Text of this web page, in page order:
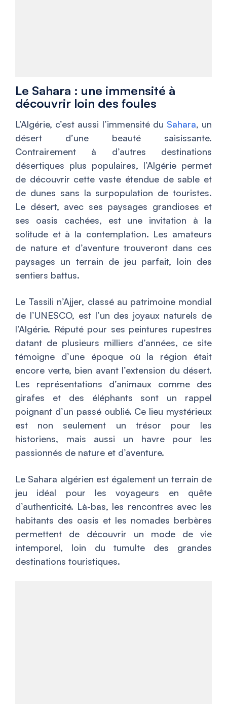
Le Sahara : une immensité à
découvrir loin des foules
L’Algérie, c’est aussi l’immensité du Sahara, un
désert d’une beauté saisissante.
Contrairement à d’autres destinations
désertiques plus populaires, l’Algérie permet
de découvrir cette vaste étendue de sable et
de dunes sans la surpopulation de touristes.
Le désert, avec ses paysages grandioses et
ses oasis cachées, est une invitation à la
solitude et à la contemplation. Les amateurs
de nature et d’aventure trouveront dans ces
paysages un terrain de jeu parfait, loin des
sentiers battus.
Le Tassili n’Ajjer, classé au patrimoine mondial
de l’UNESCO, est l’un des joyaux naturels de
l’Algérie. Réputé pour ses peintures rupestres
datant de plusieurs milliers d’années, ce site
témoigne d’une époque où la région était
encore verte, bien avant l’extension du désert.
Les représentations d’animaux comme des
girafes et des éléphants sont un rappel
poignant d’un passé oublié. Ce lieu mystérieux
est non seulement un trésor pour les
historiens, mais aussi un havre pour les
passionnés de nature et d’aventure.
Le Sahara algérien est également un terrain de
jeu idéal pour les voyageurs en quête
d’authenticité. Là-bas, les rencontres avec les
habitants des oasis et les nomades berbères
permettent de découvrir un mode de vie
intemporel, loin du tumulte des grandes
destinations touristiques.